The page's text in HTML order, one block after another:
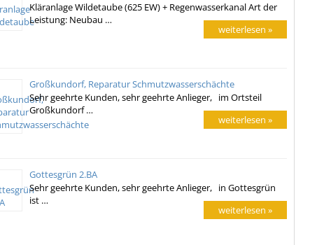
Kläranlage Wildetaube (625 EW) + Regenwasserkanal Art der
Leistung: Neubau …
weiterlesen »
Großkundorf, Reparatur Schmutzwasserschächte
Sehr geehrte Kunden, sehr geehrte Anlieger, im Ortsteil
Großkundorf …
weiterlesen »
Gottesgrün 2.BA
Sehr geehrte Kunden, sehr geehrte Anlieger, in Gottesgrün
ist …
weiterlesen »